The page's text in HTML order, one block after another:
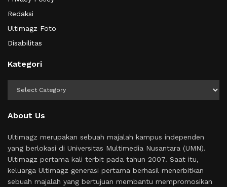
Redaksi
Ultimagz Foto
Disabilitas
Kategori
About Us
Ultimagz merupakan sebuah majalah kampus independen
yang berlokasi di Universitas Multimedia Nusantara (UMN).
Ultimagz pertama kali terbit pada tahun 2007. Saat itu,
keluarga Ultimagz generasi pertama berhasil menerbitkan
sebuah majalah yang bertujuan membantu mempromosikan